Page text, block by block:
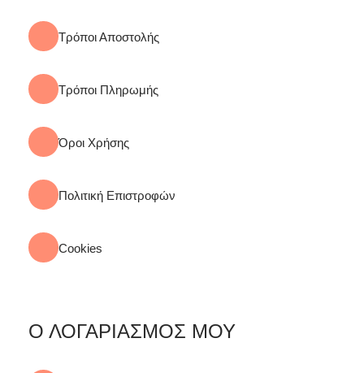
Τρόποι Αποστολής
Τρόποι Πληρωμής
Όροι Χρήσης
Πολιτική Επιστροφών
Cookies
Ο ΛΟΓΑΡΙΑΣΜΟΣ ΜΟΥ